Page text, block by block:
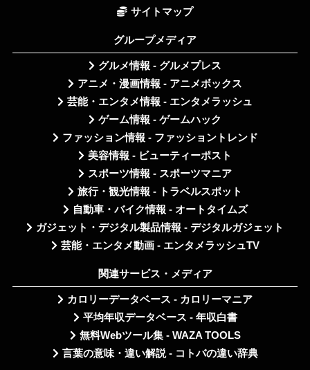
サイトマップ
グループメディア
グルメ情報 - グルメプレス
アニメ・漫画情報 - アニメボックス
芸能・エンタメ情報 - エンタメラッシュ
ゲーム情報 - ゲームハック
ファッション情報 - ファッショントレンド
美容情報 - ビューティーポスト
スポーツ情報 - スポーツマニア
旅行・観光情報 - トラベルスポット
自動車・バイク情報 - オートタイムズ
ガジェット・デジタル製品情報 - デジタルガジェット
芸能・エンタメ動画 - エンタメラッシュTV
関連サービス・メディア
カロリーデータベース - カロリーマニア
平均年収データベース - 年収白書
無料Webツール集 - WAZA TOOLS
言葉の意味・違い解説 - コトバの違い辞典